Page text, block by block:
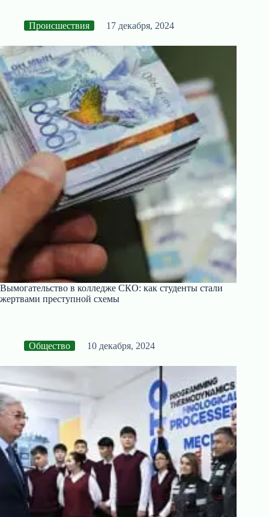
Происшествия 17 декабря, 2024
Вымогательство в колледже СКО: как студенты стали
жертвами преступной схемы
Общество 10 декабря, 2024